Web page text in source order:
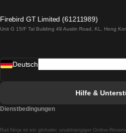
Züge von Lissabon
Firebird GT Limited (61211989)
Unit G 15/F Tal Building 49 Austin Road, KL, Hong
Rail.Ninja ist ein globaler, unabhängiger Online-
Deutsch
Hilfe &
Dienstbedingungen